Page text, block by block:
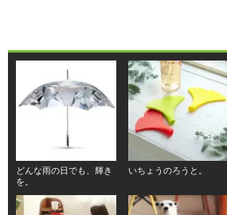
どんな雨の日でも、輝き
を。
いちょうのろうと。